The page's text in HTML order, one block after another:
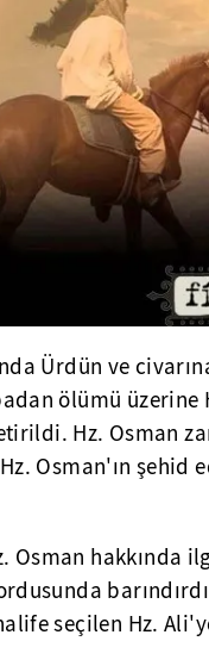
Ürdün ve
ölümü üzerine
Hz. Osman
Osman'ın şehid
Osman hakkında
seçilen Hz.